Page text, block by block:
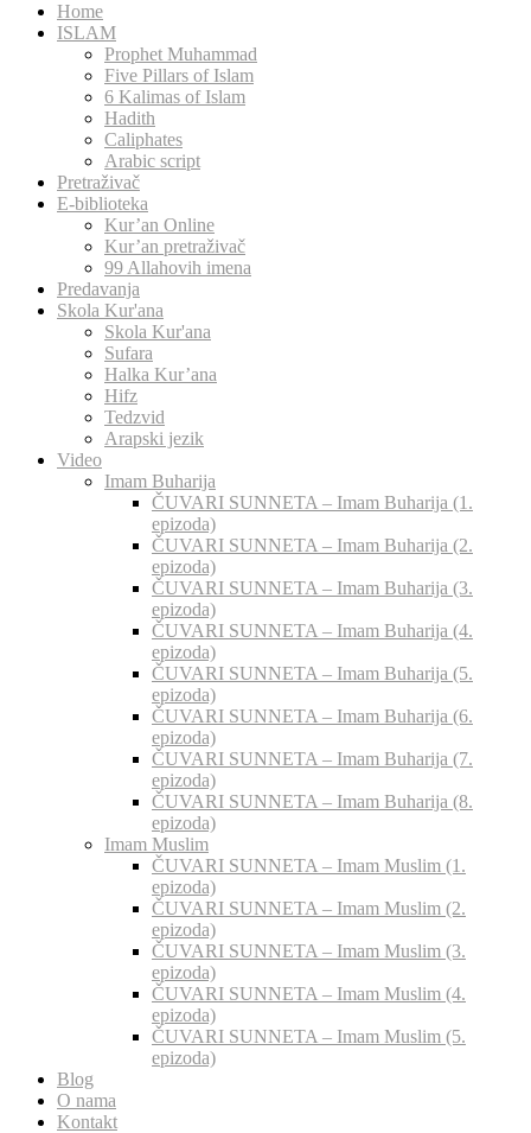
Home
ISLAM
Prophet Muhammad
Five Pillars of Islam
6 Kalimas of Islam
Hadith
Caliphates
Arabic script
Pretraživač
E-biblioteka
Kur’an Online
Kur’an pretraživač
99 Allahovih imena
Predavanja
Skola Kur'ana
Skola Kur'ana
Sufara
Halka Kur’ana
Hifz
Tedzvid
Arapski jezik
Video
Imam Buharija
ČUVARI SUNNETA – Imam Buharija (1.
epizoda)
ČUVARI SUNNETA – Imam Buharija (2.
epizoda)
ČUVARI SUNNETA – Imam Buharija (3.
epizoda)
ČUVARI SUNNETA – Imam Buharija (4.
epizoda)
ČUVARI SUNNETA – Imam Buharija (5.
epizoda)
ČUVARI SUNNETA – Imam Buharija (6.
epizoda)
ČUVARI SUNNETA – Imam Buharija (7.
epizoda)
ČUVARI SUNNETA – Imam Buharija (8.
epizoda)
Imam Muslim
ČUVARI SUNNETA – Imam Muslim (1.
epizoda)
ČUVARI SUNNETA – Imam Muslim (2.
epizoda)
ČUVARI SUNNETA – Imam Muslim (3.
epizoda)
ČUVARI SUNNETA – Imam Muslim (4.
epizoda)
ČUVARI SUNNETA – Imam Muslim (5.
epizoda)
Blog
O nama
Kontakt